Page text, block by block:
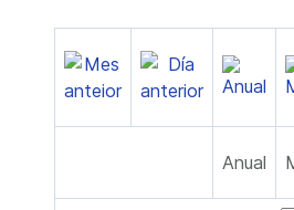
Anual